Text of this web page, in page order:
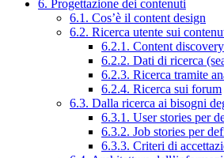
6. Progettazione dei contenuti
6.1. Cos’è il content design
6.2. Ricerca utente sui
6.2.1. Content discovery
6.2.2. Dati di ricerca
6.2.3. Ricerca tramite
6.2.4. Ricerca sui forum
6.3. Dalla ricerca ai bisogni
6.3.1. User stories per
6.3.2. Job stories per
6.3.3. Criteri di